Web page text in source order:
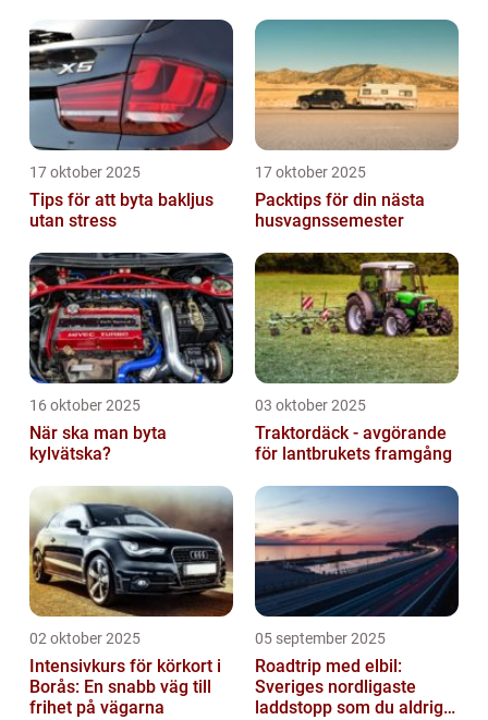
17 oktober 2025
Tips för att byta bakljus
utan stress
17 oktober 2025
Packtips för din nästa
husvagnssemester
16 oktober 2025
När ska man byta
kylvätska?
03 oktober 2025
Traktordäck - avgörande
för lantbrukets framgång
02 oktober 2025
Intensivkurs för körkort i
Borås: En snabb väg till
frihet på vägarna
05 september 2025
Roadtrip med elbil:
Sveriges nordligaste
laddstopp som du aldrig